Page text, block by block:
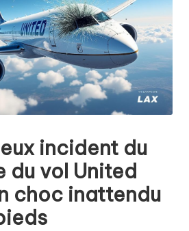
incident du
vol United
choc inattendu